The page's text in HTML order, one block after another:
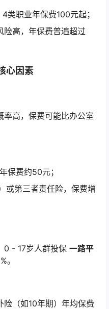
类职业年保费100元起；
险高，年保费普遍超过
心因素
率高，保费可能比办公室
保费约50元；
或第三者责任险，保费增
0 - 17岁人群投保 一路平
。
（如10年期）年均保费